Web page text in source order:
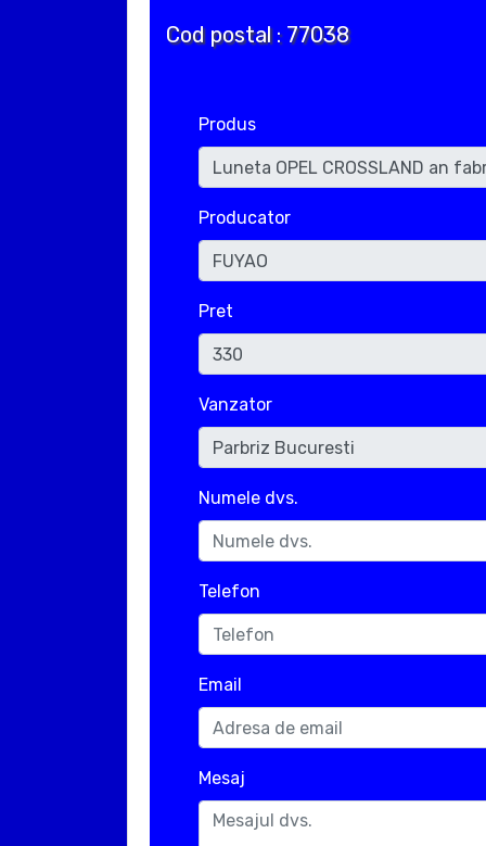
Cod postal : 77038
Produs
Producator
Pret
Vanzator
Numele dvs.
Telefon
Email
Mesaj